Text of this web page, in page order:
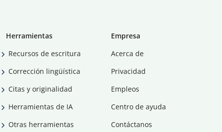
Herramientas
Recursos de escritura
Corrección lingüística
Citas y originalidad
Herramientas de IA
Otras herramientas
Empresa
Acerca de
Privacidad
Empleos
Centro de ayuda
Contáctanos